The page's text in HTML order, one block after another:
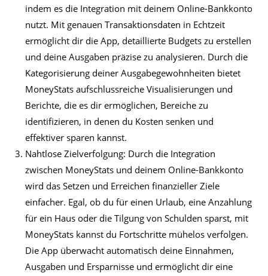
indem es die Integration mit deinem Online-Bankkonto
nutzt. Mit genauen Transaktionsdaten in Echtzeit
ermöglicht dir die App, detaillierte Budgets zu erstellen
und deine Ausgaben präzise zu analysieren. Durch die
Kategorisierung deiner Ausgabegewohnheiten bietet
MoneyStats aufschlussreiche Visualisierungen und
Berichte, die es dir ermöglichen, Bereiche zu
identifizieren, in denen du Kosten senken und
effektiver sparen kannst.
Nahtlose Zielverfolgung: Durch die Integration
zwischen MoneyStats und deinem Online-Bankkonto
wird das Setzen und Erreichen finanzieller Ziele
einfacher. Egal, ob du für einen Urlaub, eine Anzahlung
für ein Haus oder die Tilgung von Schulden sparst, mit
MoneyStats kannst du Fortschritte mühelos verfolgen.
Die App überwacht automatisch deine Einnahmen,
Ausgaben und Ersparnisse und ermöglicht dir eine